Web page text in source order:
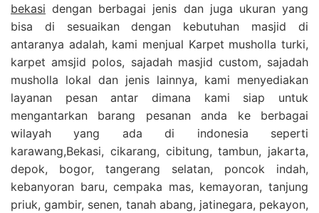
bekasi dengan berbagai jenis dan juga ukuran yang
bisa di sesuaikan dengan kebutuhan masjid di
antaranya adalah, kami menjual Karpet musholla turki,
karpet amsjid polos, sajadah masjid custom, sajadah
musholla lokal dan jenis lainnya, kami menyediakan
layanan pesan antar dimana kami siap untuk
mengantarkan barang pesanan anda ke berbagai
wilayah yang ada di indonesia seperti
karawang,Bekasi, cikarang, cibitung, tambun, jakarta,
depok, bogor, tangerang selatan, poncok indah,
kebanyoran baru, cempaka mas, kemayoran, tanjung
priuk, gambir, senen, tanah abang, jatinegara, pekayon,